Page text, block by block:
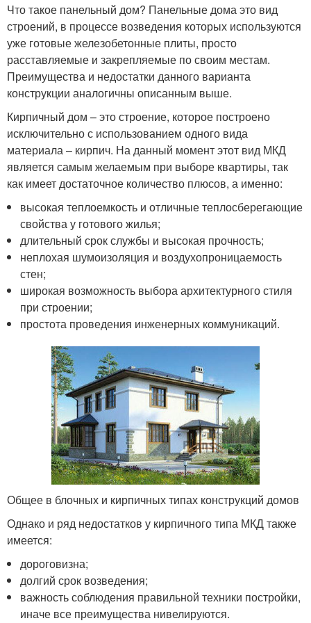
Что такое панельный дом? Панельные дома это вид
строений, в процессе возведения которых используются
уже готовые железобетонные плиты, просто
расставляемые и закрепляемые по своим местам.
Преимущества и недостатки данного варианта
конструкции аналогичны описанным выше.
Кирпичный дом – это строение, которое построено
исключительно с использованием одного вида
материала – кирпич. На данный момент этот вид МКД
является самым желаемым при выборе квартиры, так
как имеет достаточное количество плюсов, а именно:
высокая теплоемкость и отличные теплосберегающие
свойства у готового жилья;
длительный срок службы и высокая прочность;
неплохая шумоизоляция и воздухопроницаемость
стен;
широкая возможность выбора архитектурного стиля
при строении;
простота проведения инженерных коммуникаций.
Общее в блочных и кирпичных типах конструкций домов
Однако и ряд недостатков у кирпичного типа МКД также
имеется:
дороговизна;
долгий срок возведения;
важность соблюдения правильной техники постройки,
иначе все преимущества нивелируются.